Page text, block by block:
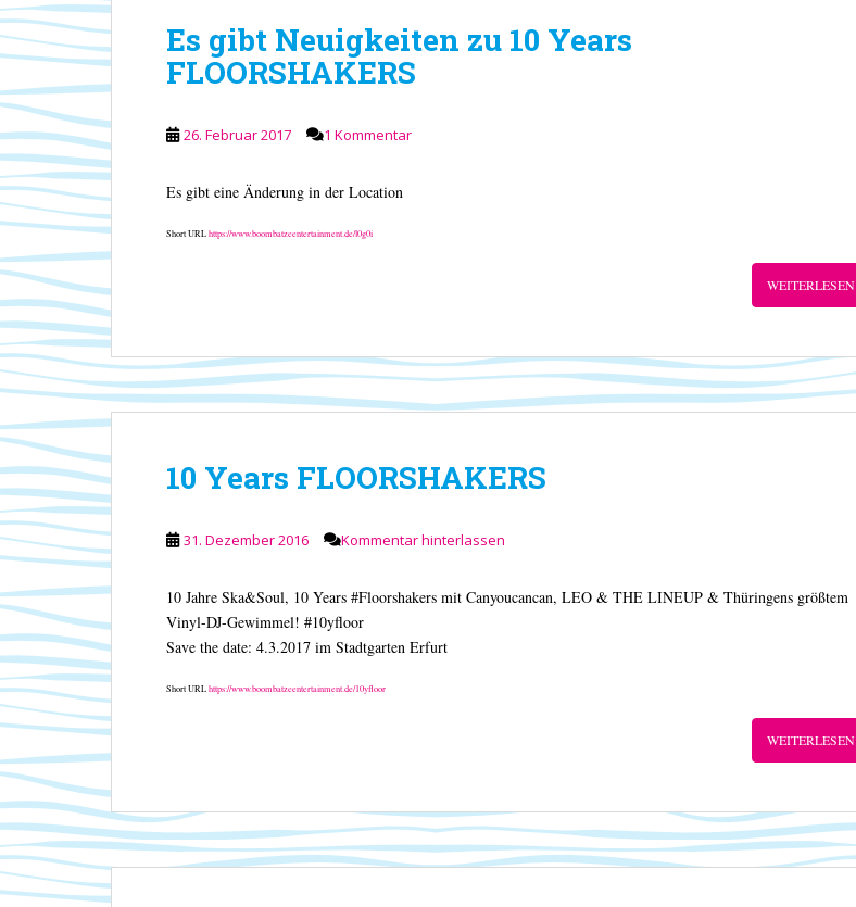
Es gibt Neuigkeiten zu 10 Years
FLOORSHAKERS
26. Februar 2017 1 Kommentar
Es gibt eine Änderung in der Location
Short URLhttps://www.boombatzeentertainment.de/l0g0i
WEITERLESEN
10 Years FLOORSHAKERS
31. Dezember 2016 Kommentar hinterlassen
10 Jahre Ska&Soul, 10 Years #Floorshakers mit Canyoucancan, LEO & THE LINEUP & Thüringens größtem
Vinyl-DJ-Gewimmel! #10yfloor
Save the date: 4.3.2017 im Stadtgarten Erfurt
Short URLhttps://www.boombatzeentertainment.de/10yfloor
WEITERLESEN